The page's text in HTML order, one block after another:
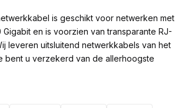
is geschikt voor netwerken met
Gigabit en is voorzien van transparante RJ-
leveren uitsluitend netwerkkabels van het
bent u verzekerd van de allerhoogste